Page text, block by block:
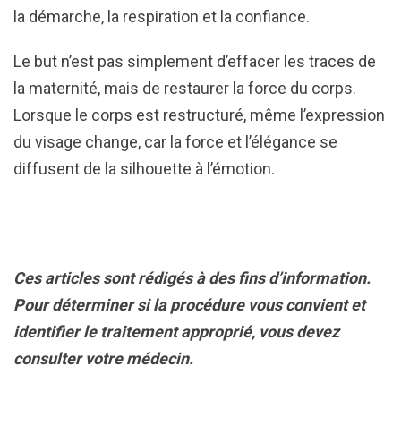
la démarche, la respiration et la confiance.
Le but n’est pas simplement d’effacer les traces de
la maternité, mais de restaurer la force du corps.
Lorsque le corps est restructuré, même l’expression
du visage change, car la force et l’élégance se
diffusent de la silhouette à l’émotion.
Ces articles sont rédigés à des fins d’information.
Pour déterminer si la procédure vous convient et
identifier le traitement approprié, vous devez
consulter votre médecin.